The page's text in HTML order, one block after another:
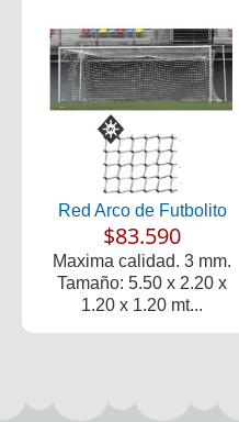
Red Arco de Futbolito
$83.590
Maxima calidad. 3 mm.
Tamaño: 5.50 x 2.20 x
1.20 x 1.20 mt...